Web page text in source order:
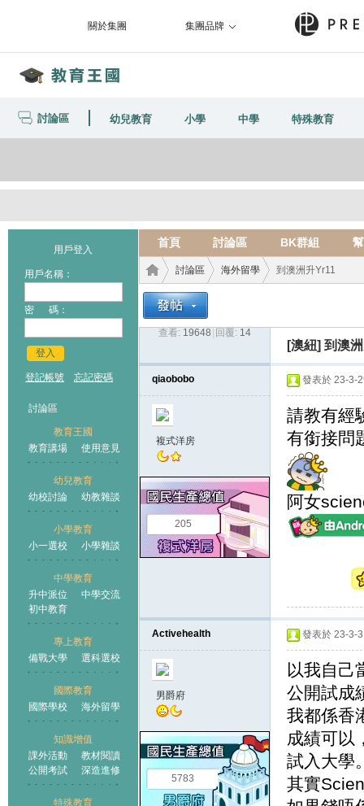
關於集團 集團品牌
討論區 幼兒教育 小學 中學 特殊教育
用戶登入
用戶名稱：
密 碼：
登入
登記帳號 忘記密碼
討論區
教育王國
教育講場
使用意見
幼兒教育
幼校討論
幼教雜談
小學教育
小一選校
小學雜談
中學教育
升中派位
中學交流
初中教育
專上教育
備戰大學
選科選校
國際教育
國際學校
海外留學
知識增值
課外活動
教材閱讀
公開考試
深造進修
特殊教育
首頁 討論區 BK群組
教育
王國
›
討論區
›
海外留學 到澳洲升Yr11
查看: 19648 回覆: 14
[澳紐] 到澳
qiaobobo
複式洋房
205
發表於 23-3-
請教有經
有銜接問
阿女
Activehealth
男爵府
5783
發表於 23-3-
以我自己
公開試成
我都係香
成績可以
試入大學
其實